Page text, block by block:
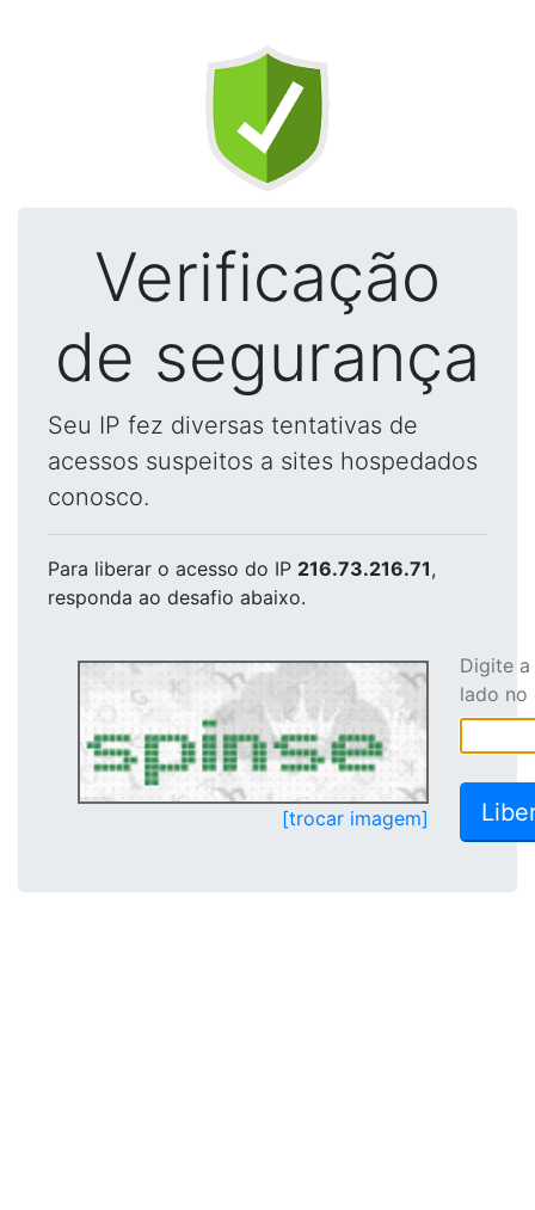
Verificação
de segurança
Seu IP fez diversas tentativas de
acessos suspeitos a sites hospedados
conosco.
Para liberar o acesso do IP 216.73.216.71,
responda ao desafio abaixo.
[trocar imagem]
Digite
lado no